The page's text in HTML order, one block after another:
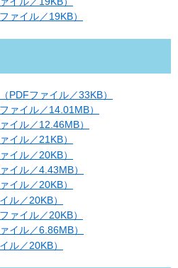
ァイル／19KB）
PDFファイル／33KB）
ァイル／14.01MB）
イル／12.46MB）
イル／21KB）
イル／20KB）
イル／4.43MB）
イル／20KB）
ル／20KB）
ァイル／20KB）
イル／6.86MB）
ル／20KB）